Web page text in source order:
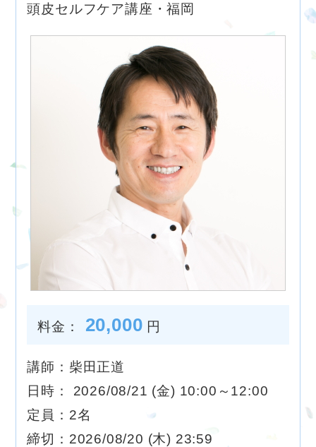
頭皮セルフケア講座・福岡
料金： 20,000 円
講師：柴田正道
日時： 2026/08/21 (金) 10:00～12:00
定員：2名
締切：2026/08/20 (木) 23:59